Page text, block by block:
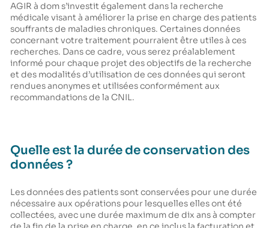
AGIR à dom s’investit également dans la recherche
médicale visant à améliorer la prise en charge des patients
souffrants de maladies chroniques. Certaines données
concernant votre traitement pourraient être utiles à ces
recherches. Dans ce cadre, vous serez préalablement
informé pour chaque projet des objectifs de la recherche
et des modalités d’utilisation de ces données qui seront
rendues anonymes et utilisées conformément aux
recommandations de la CNIL.
Quelle est la durée de conservation des
données ?
Les données des patients sont conservées pour une durée
nécessaire aux opérations pour lesquelles elles ont été
collectées, avec une durée maximum de dix ans à compter